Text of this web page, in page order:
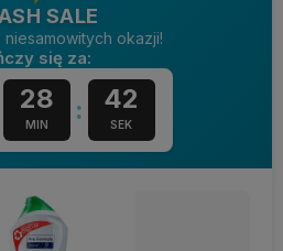
SALE
okazji!
się za:
28
MIN : 41
SEK